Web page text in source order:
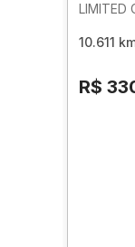
10.611
R$